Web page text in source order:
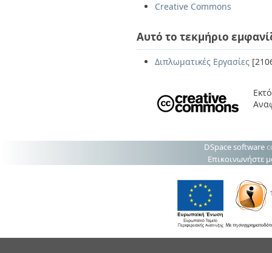
Creative Commons
Αυτό το τεκμήριο
Διπλωματικές Εργασίες
DSpace software
Επικοινωνήστε